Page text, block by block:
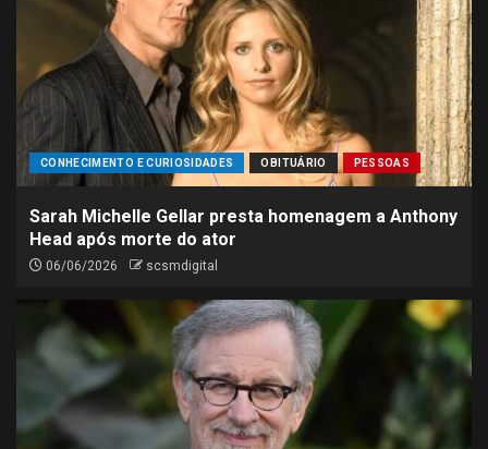
CONHECIMENTO E CURIOSIDADES OBITUÁRIO PESSOAS
Sarah Michelle Gellar presta homenagem a Anthony
Head após morte do ator
06/06/2026 scsmdigital